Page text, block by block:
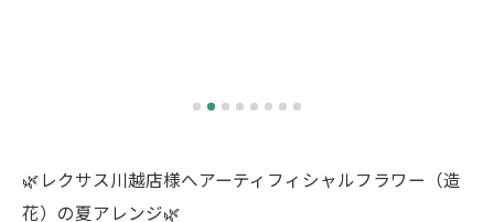
🌿レクサス川越店様へアーティフィシャルフラワー（造
花）の夏アレンジ🌿